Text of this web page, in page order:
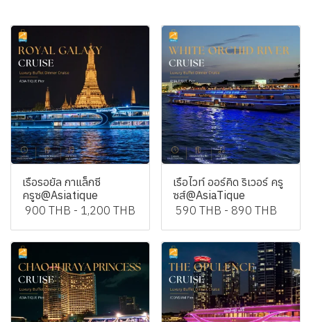
เรือรอยัล กาแล็กซี
ครูซ@Asiatique
900 THB - 1,200 THB
เรือไวท์ ออร์คิด ริเวอร์ ครู
ซส์@AsiaTique
590 THB - 890 THB